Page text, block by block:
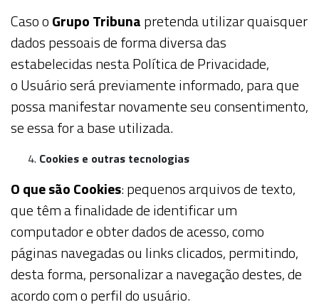
Caso oGrupo Tribunapretenda utilizar quaisquer
dados pessoais de forma diversa das
estabelecidas nesta Política de Privacidade,
oUsuárioserá previamente informado, para que
possa manifestar novamente seu consentimento,
se essa for a base utilizada.
Cookies e outras tecnologias
O que são Cookies: pequenos arquivos de texto,
que têm a finalidade de identificar um
computador e obter dados de acesso, como
páginas navegadas ou linksclicados, permitindo,
desta forma, personalizar a navegação destes, de
acordo com o perfil do usuário.